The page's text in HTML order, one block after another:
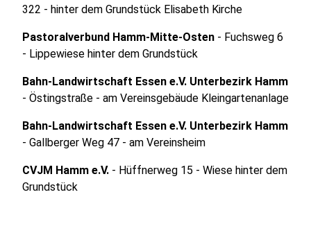
322 - hinter dem Grundstück Elisabeth Kirche
Pastoralverbund Hamm-Mitte-Osten - Fuchsweg 6
- Lippewiese hinter dem Grundstück
Bahn-Landwirtschaft Essen e.V. Unterbezirk Hamm
- Östingstraße - am Vereinsgebäude Kleingartenanlage
Bahn-Landwirtschaft Essen e.V. Unterbezirk Hamm
- Gallberger Weg 47 - am Vereinsheim
CVJM Hamm e.V. - Hüffnerweg 15 - Wiese hinter dem
Grundstück